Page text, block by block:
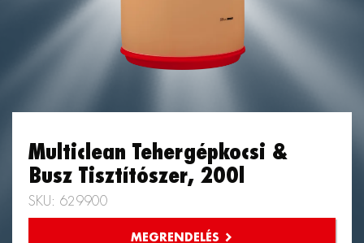
Multiclean Tehergépkocsi &
Busz Tisztítószer, 200l
SKU: 629900